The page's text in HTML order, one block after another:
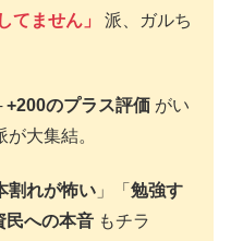
てません」
派、ガルち
+200のプラス評価 がい
大集結。
割れが怖い 」「 勉強す
民への本音 もチラ